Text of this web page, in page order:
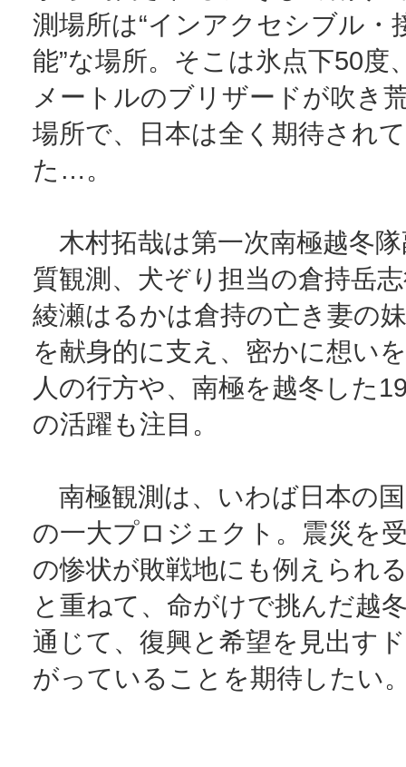
測場所は“インアクセシブル・
能”な場所。そこは氷点下50度
メートルのブリザードが吹き
場所で、日本は全く期待され
た…。
木村拓哉は第一次南極越冬
質観測、犬ぞり担当の倉持岳
綾瀬はるかは倉持の亡き妻の
を献身的に支え、密かに想い
人の行方や、南極を越冬した
の活躍も注目。
南極観測は、いわば日本の
の一大プロジェクト。震災を
の惨状が敗戦地にも例えられ
と重ねて、命がけで挑んだ越
通じて、復興と希望を見出す
がっていることを期待したい